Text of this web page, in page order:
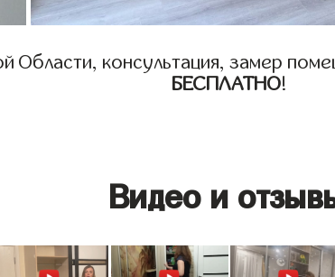
Области, консультация, замер
БЕСПЛАТНО!
Видео и